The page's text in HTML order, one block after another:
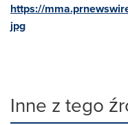
https://
jpg
Inne z tego